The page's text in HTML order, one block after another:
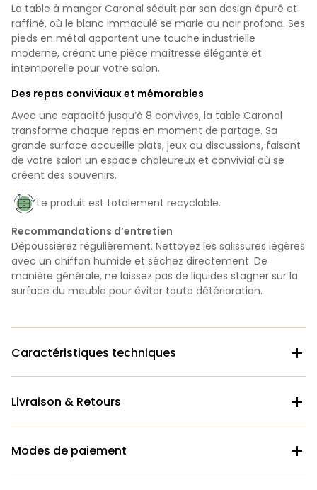
La table à manger Caronal séduit par son design épuré et
raffiné, où le blanc immaculé se marie au noir profond. Ses
pieds en métal apportent une touche industrielle
moderne, créant une pièce maîtresse élégante et
intemporelle pour votre salon.
Des repas conviviaux et mémorables
Avec une capacité jusqu’à 8 convives, la table Caronal
transforme chaque repas en moment de partage. Sa
grande surface accueille plats, jeux ou discussions, faisant
de votre salon un espace chaleureux et convivial où se
créent des souvenirs.
Le produit est totalement recyclable.
Recommandations d’entretien
Dépoussiérez régulièrement. Nettoyez les salissures légères
avec un chiffon humide et séchez directement. De
manière générale, ne laissez pas de liquides stagner sur la
surface du meuble pour éviter toute détérioration.
Caractéristiques techniques 
Livraison & Retours 
Modes de paiement 